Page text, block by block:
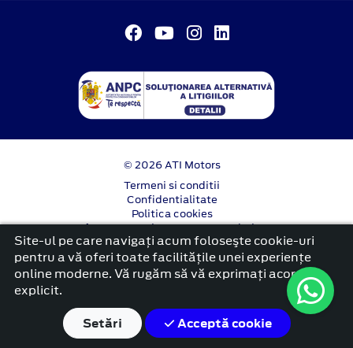
© 2026 ATI Motors
Termeni si conditii
Confidentialitate
Politica cookies
Anunț începere proiect ”PNRR. Fonduri pentru
România modernă și reformată”.
platformă dezvoltată de Workleto
Site-ul pe care navigați acum foloseşte cookie-uri
pentru a vă oferi toate facilitățile unei experiențe
online moderne. Vă rugăm să vă exprimați acordul
explicit.
Setări
Acceptă cookie